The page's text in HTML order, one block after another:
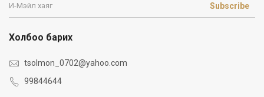
Subscribe
Холбоо барих
tsolmon_0702@yahoo.com
99844644